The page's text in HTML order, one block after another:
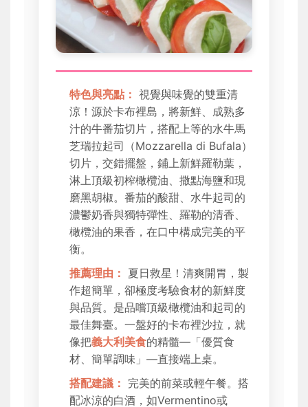
特色與亮點： 視覺與味覺的雙重清
涼！源於卡布裡島，將新鮮、成熟多
汁的牛番茄切片，搭配上等的水牛馬
芝瑞拉起司（Mozzarella di Bufala）
切片，交錯擺盤，鋪上新鮮羅勒葉，
淋上頂級初榨橄欖油、撒點海鹽和現
磨黑胡椒。番茄的酸甜、水牛起司的
濃鬱奶香與獨特彈性、羅勒的清香、
橄欖油的果香，在口中構成完美的平
衡。
推薦理由： 夏日救星！清爽開胃，製
作超簡單，卻極度考驗食材的新鮮度
與品質。是品嚐頂級橄欖油和起司的
最佳舞臺。一盤好的卡布裡沙拉，就
像把義大利美食的精髓—「優質食
材、簡單調味」—直接端上桌。
搭配建議： 完美的前菜或輕午餐。搭
配冰涼的白酒，如Vermentino或